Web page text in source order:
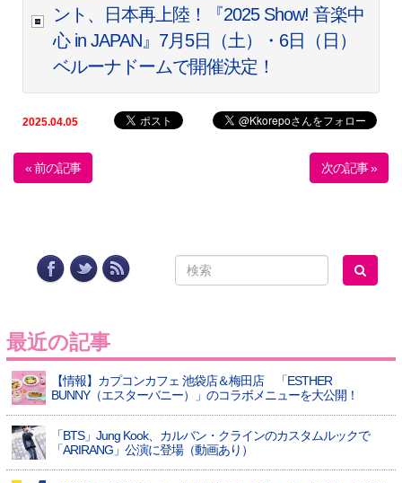
ント、日本再上陸！『2025 Show! 音楽中
心 in JAPAN』7⽉5⽇（土）・6⽇（日）
ベルーナドームで開催決定！
2025.04.05
« 前の記事 次の記事 »
最近の記事
【情報】カプコンカフェ 池袋店＆梅田店 「ESTHER
BUNNY（エスターバニー）」のコラボメニューを大公開！
「BTS」Jung Kook、カルバン・クラインのカスタムルックで
「ARIRANG」公演に登場（動画あり）